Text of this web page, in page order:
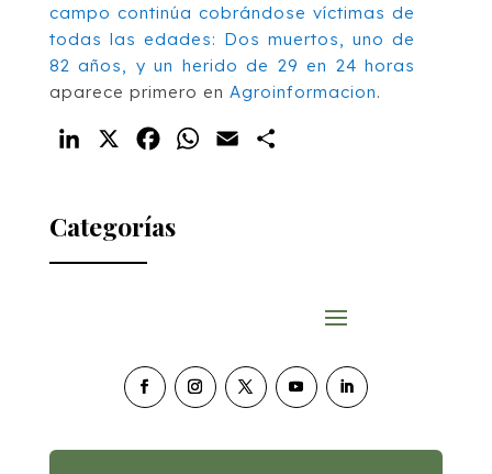
campo continúa cobrándose víctimas de
todas las edades: Dos muertos, uno de
82 años, y un herido de 29 en 24 horas
aparece primero en Agroinformacion.
LinkedIn FacebookWhatsApp
Email
Categorías